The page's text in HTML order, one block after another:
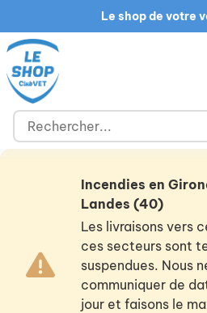
Le shop de votre
Incendies en
Landes (40)
Les livraisons vers
ces secteurs sont
suspendues. Nous
communiquer de
jour et faisons le